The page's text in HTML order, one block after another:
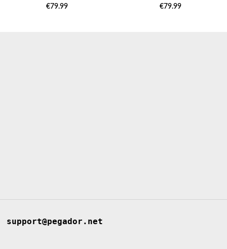
€79.99 €79.99
support@pegador.net